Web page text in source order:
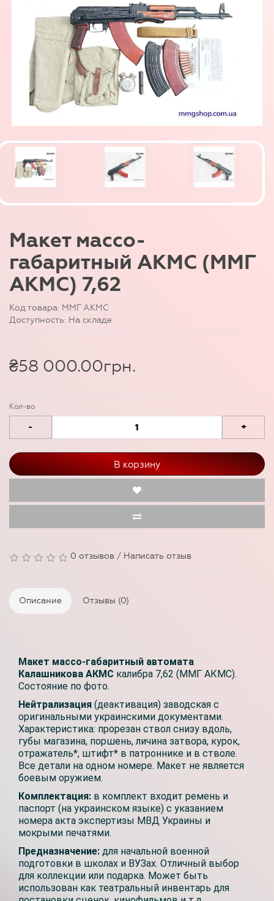
Макет массо-
габаритный АКМС (ММГ
АКМС) 7,62
Код товара: ММГ АКМС
Доступность: На складе
₴58 000.00грн.
Кол-во
- +
В корзину
0 отзывов / Написать отзыв
Описание Отзывы (0)
Макет массо-габаритный автомата
Калашникова АКМС калибра 7,62 (ММГ АКМС).
Состояние по фото.
Нейтрализация (деактивация) заводская с
оригинальными украинскими документами.
Характеристика: прорезан ствол снизу вдоль,
губы магазина, поршень, личина затвора, курок,
отражатель*, штифт* в патроннике и в стволе.
Все детали на одном номере. Макет не является
боевым оружием.
Комплектация: в комплект входит ремень и
паспорт (на украинском языке) с указанием
номера акта экспертизы МВД Украины и
мокрыми печатями.
Предназначение: для начальной военной
подготовки в школах и ВУЗах. Отличный выбор
для коллекции или подарка. Может быть
использован как театральный инвентарь для